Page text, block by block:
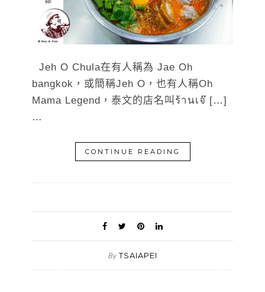
Jeh O Chula在有人稱為 Jae Oh
bangkok，或簡稱Jeh O，也有人稱Oh
Mama Legend，泰文的店名叫ร้านเจ๊ […]
…
CONTINUE READING
By TSAIAPEI